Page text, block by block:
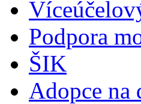
Podpora
ŠIK
Adopce na